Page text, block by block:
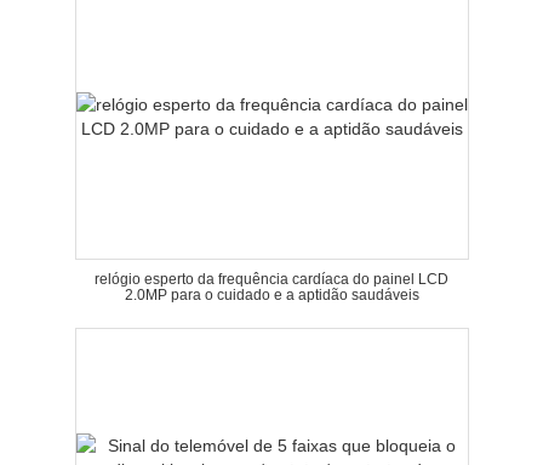
relógio esperto da frequência cardíaca do painel LCD
2.0MP para o cuidado e a aptidão saudáveis